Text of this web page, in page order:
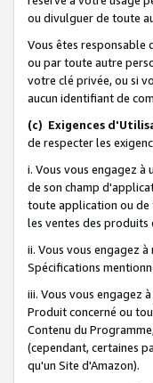
ou divulguer de toute
Vous êtes responsable
ou par toute autre
votre clé privée, ou si
aucun identifiant de
(c) Exigences
de respecter les
i. Vous vous engagez
de son champ
toute application ou de
les ventes des produits
ii. Vous vous engagez
Spécifications
iii. Vous vous engagez
Produit concerné ou
Contenu du
(cependant, certaines
qu'un Site d'Amazon).